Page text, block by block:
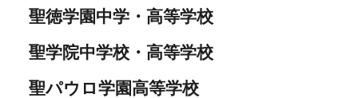
聖徳学園中学・高等学校
聖学院中学校・高等学校
聖パウロ学園高等学校